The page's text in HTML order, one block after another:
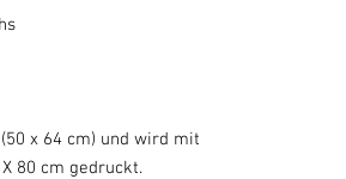
x 64 cm) und wird mit
80 cm gedruckt.